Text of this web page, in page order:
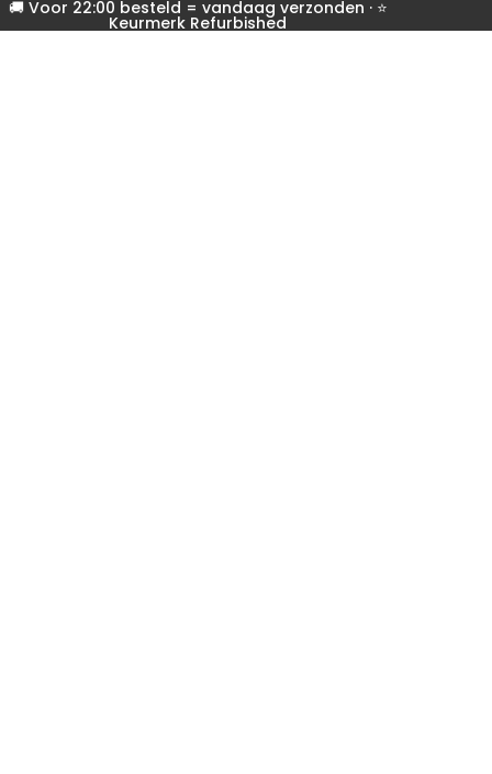
🚚 Voor 22:00 besteld = vandaag verzonden · ⭐
Keurmerk Refurbished